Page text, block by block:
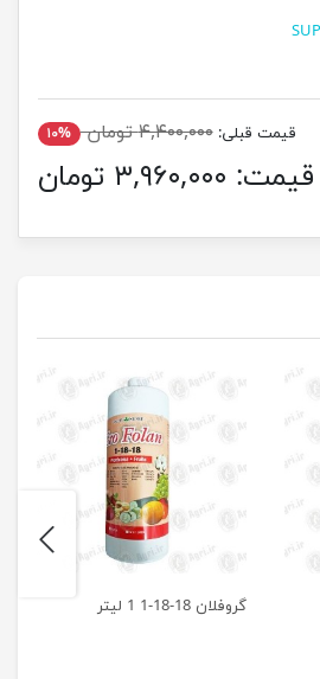
قیمت قبلی: ۴,۴۰۰,۰۰۰ تومان ۱۰%
قیمت: ۳,۹۶۰,۰۰۰ تومان
گروفلان 18-18-1 1 لیتر